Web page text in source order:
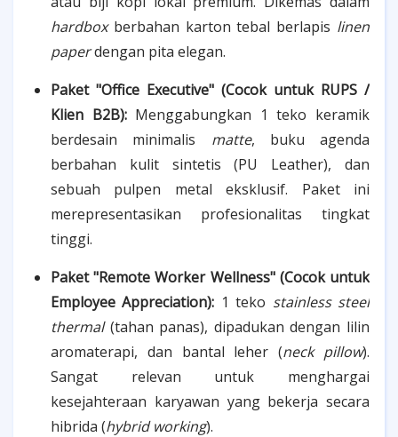
hardboxberbahan karton tebal berlapis linen
paperdengan pita elegan.
Paket "Office Executive" (Cocok untuk RUPS /
Klien B2B):Menggabungkan 1 teko keramik
berdesain minimalis matte, buku agenda
berbahan kulit sintetis (PU Leather), dan
sebuah pulpen metal eksklusif. Paket ini
merepresentasikan profesionalitas tingkat
tinggi.
Paket "Remote Worker Wellness" (Cocok untuk
Employee Appreciation): 1 teko stainless steel
thermal(tahan panas), dipadukan dengan lilin
aromaterapi, dan bantal leher (neck pillow).
Sangat relevan untuk menghargai
kesejahteraan karyawan yang bekerja secara
hibrida (hybrid working).